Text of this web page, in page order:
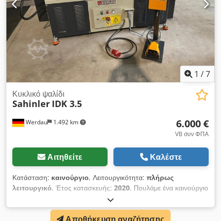
Ηλεκτρικός ποδοδιακόπτης - 1 σετ λεπίδων κοπής - Οδηγίες
λειτουργίας με ηλεκτρικό διάγραμμα σε μορφή PDF
Απαιτούμενος χώρος Μ x Π x Υ 1600 x 660 x 1350 mm Βάρος
320 kg καλή κατάσταση
1 /7
Werdau 1.492 km
Κυκλικό ψαλίδι
Sahinler IDK 3.5
6.000 €
VB συν ΦΠΑ
Αιτηθείτε Καλέστε
Κατάσταση: καινούργιο, Λειτουργικότητα: πλήρως
λειτουργικό, Έτος κατασκευής: 2020, Πουλάμε ένα καινούργιο
εκθεσιακό μηχάνημα από τον κατασκευαστή Sahinler.
Μηχανοκίνητο κυκλικό ψαλίδι με υδραυλική σύσφιξη Τεχνικά
στοιχεία: Dedpfx Aova Acvobfeck - διάμετρος: 1200 mm -